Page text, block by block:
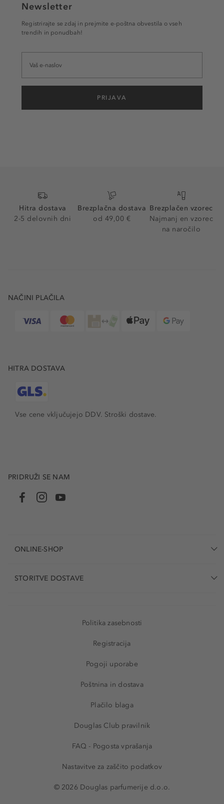
Newsletter
Registrirajte se zdaj in prejmite e-poštna obvestila o vseh
trendih in ponudbah!
PRIJAVA
Hitra dostava
2-5 delovnih dni
Brezplačna dostava
od 49,00 €
Brezplačen vzorec
Najmanj en vzorec
na naročilo
NAČINI PLAČILA
HITRA DOSTAVA
Vse cene vključujejo DDV. Stroški dostave.
PRIDRUŽI SE NAM
ONLINE-SHOP
STORITVE DOSTAVE
Politika zasebnosti
Registracija
Pogoji uporabe
Poštnina in dostava
Plačilo blaga
Douglas Club pravilnik
FAQ - Pogosta vprašanja
Nastavitve za zaščito podatkov
© 2026 Douglas parfumerije d.o.o.